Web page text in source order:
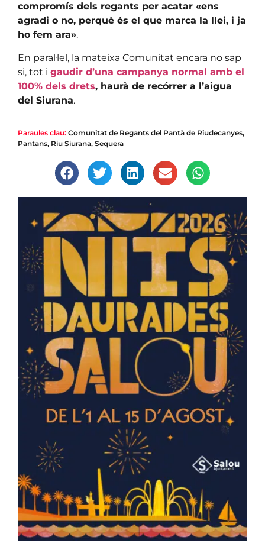
compromís dels regants per acatar «ens
agradi o no, perquè és el que marca la llei, i ja
ho fem ara».
En paral·lel, la mateixa Comunitat encara no sap
si, tot i gaudir d’una campanya normal amb el
100% dels drets, haurà de recórrer a l’aigua
del Siurana.
Paraules clau: Comunitat de Regants del Pantà de Riudecanyes,
Pantans, Riu Siurana, Sequera